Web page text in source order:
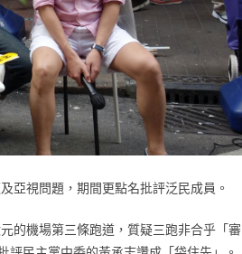
亞視問題，期間更點名批評泛民成員。
的機場第三條跑道，質疑三跑非合乎「審